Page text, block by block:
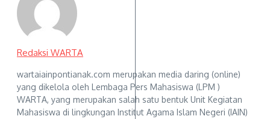
Redaksi WARTA
wartaiainpontianak.com merupakan media daring (online)
yang dikelola oleh Lembaga Pers Mahasiswa (LPM )
WARTA, yang merupakan salah satu bentuk Unit Kegiatan
Mahasiswa di lingkungan Institut Agama Islam Negeri (IAIN)